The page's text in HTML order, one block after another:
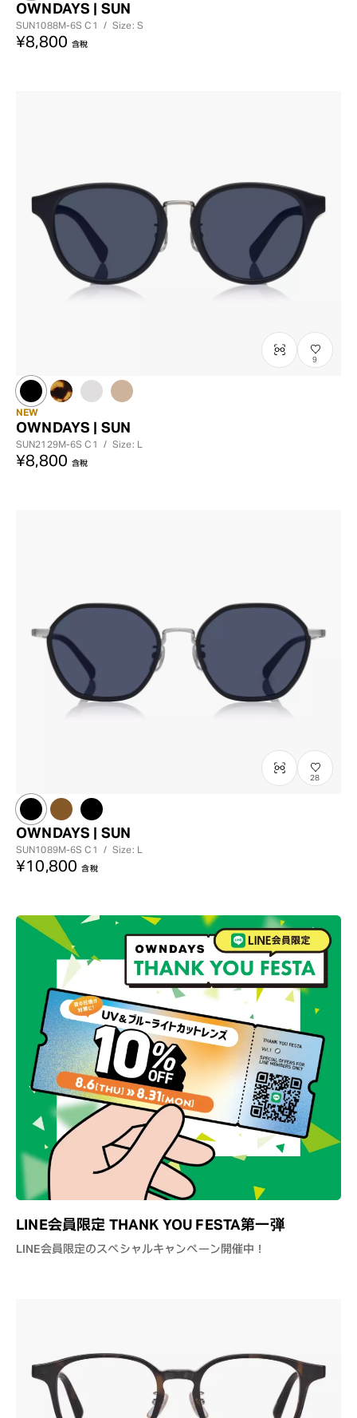
LINE会員限定 THANK YOU FESTA第一弾
LINE会員限定のスペシャルキャンペーン開催中！
OWNDAYS | SUN
SUN1088M-6SC1 / Size: S
¥8,800 含稅
9
NEW
OWNDAYS | SUN
SUN2129M-6SC1 / Size: L
¥8,800 含稅
28
OWNDAYS | SUN
SUN1089M-6SC1 / Size: L
¥10,800 含稅